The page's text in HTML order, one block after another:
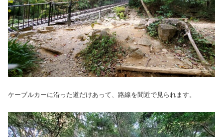
ケーブルカーに沿った道だけあって、路線を間近で見られます。